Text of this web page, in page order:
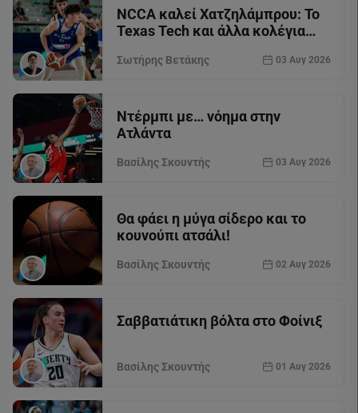
NCCA καλεί Χατζηλάμπρου: Το
Texas Tech και άλλα κολέγια
Σωτήρης Βετάκης 03 Αυγ 2026
Ντέρμπι με… νόημα στην
Ατλάντα
Βασίλης Σκουντής 03 Αυγ 2026
Θα φάει η μύγα σίδερο και το
κουνούπι ατσάλι!
Βασίλης Σκουντής 02 Αυγ 2026
Σαββατιάτικη βόλτα στο Φοίνιξ
Βασίλης Σκουντής 01 Αυγ 2026